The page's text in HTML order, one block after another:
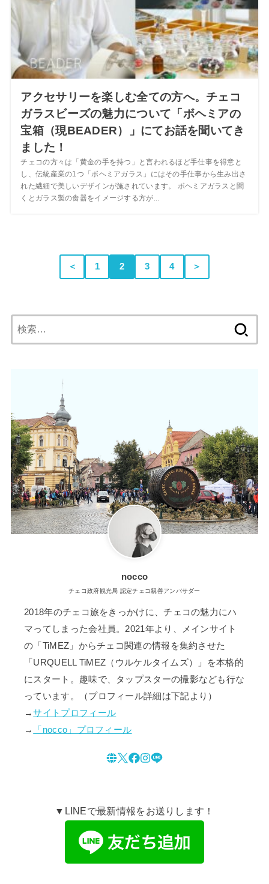
アクセサリーを楽しむ全ての方へ。チェコ
ガラスビーズの魅力について「ボヘミアの
宝箱（現BEADER）」にてお話を聞いてき
ました！
チェコの方々は「黄金の手を持つ」と言われるほど手仕事を得意と
し、伝統産業の1つ「ボヘミアガラス」にはその手仕事から生み出さ
れた繊細で美しいデザインが施されています。 ボヘミアガラスと聞
くとガラス製の食器をイメージする方が...
＜ 1 2 3 4 ＞
索:
nocco
チェコ政府観光局 認定チェコ親善アンバサダー
2018年のチェコ旅をきっかけに、チェコの魅力にハ
マってしまった会社員。2021年より、メインサイト
の「TiMEZ」からチェコ関連の情報を集約させた
「URQUELL TiMEZ（ウルケルタイムズ）」を本格的
にスタート。趣味で、タップスターの撮影なども行な
っています。（プロフィール詳細は下記より）
→サイトプロフィール
→
「nocco」プロフィール
▼LINEで最新情報をお送りします！